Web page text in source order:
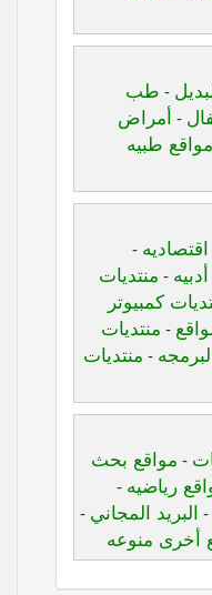
- طب
- أمراض
مواقع طبيه
-
- منتديات
كمبيوتر
- منتديات
- منتديات
- مواقع بحث
رياضيه -
- البريد المجاني -
أخرى منوعه